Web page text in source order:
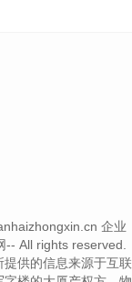
企业
-- All rights reserved.
供的信息来源于互联